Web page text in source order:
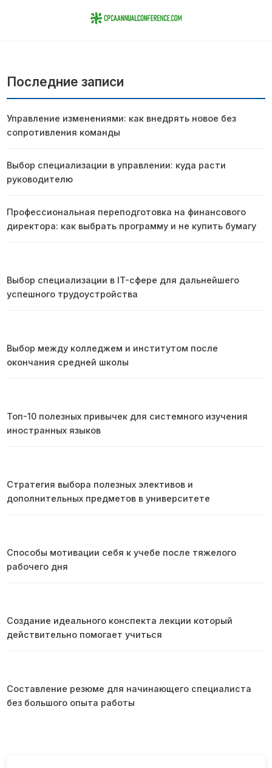
Последние записи
Управление изменениями: как внедрять новое без
сопротивления команды
Выбор специализации в управлении: куда расти
руководителю
Профессиональная переподготовка на финансового
директора: как выбрать программу и не купить бумагу
Выбор специализации в IT-сфере для дальнейшего
успешного трудоустройства
Выбор между колледжем и институтом после
окончания средней школы
Топ-10 полезных привычек для системного изучения
иностранных языков
Стратегия выбора полезных элективов и
дополнительных предметов в университете
Способы мотивации себя к учебе после тяжелого
рабочего дня
Создание идеального конспекта лекции который
действительно помогает учиться
Составление резюме для начинающего специалиста
без большого опыта работы